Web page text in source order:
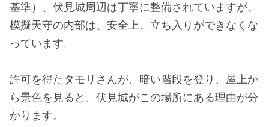
基準）、伏見城周辺は丁寧に整備されていますが、
模擬天守の内部は、安全上、立ち入りができなくな
っています。
許可を得たタモリさんが、暗い階段を登り、屋上か
ら景色を見ると、伏見城がこの場所にある理由が分
かります。